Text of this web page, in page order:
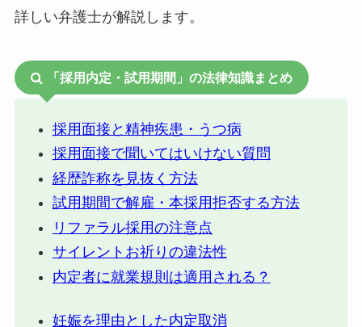
詳しい弁護士が解説します。
「採用内定・試用期間」の法律知識まとめ
採用面接と精神疾患・うつ病
採用面接で聞いてはいけない質問
経歴詐称を見抜く方法
試用期間で解雇・本採用拒否する方法
リファラル採用の注意点
サイレントお祈りの違法性
内定者に就業規則は適用される？
妊娠を理由とした内定取消